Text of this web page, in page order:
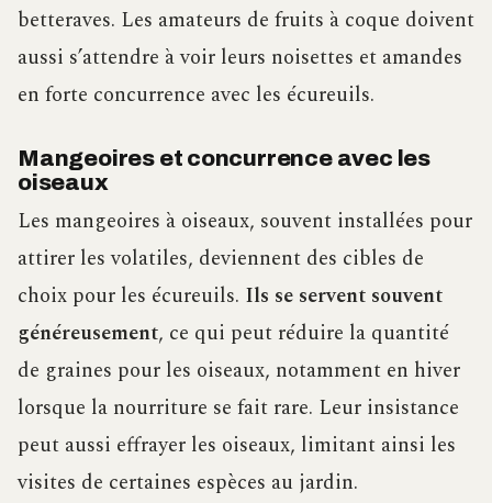
betteraves. Les amateurs de fruits à coque doivent
aussi s’attendre à voir leurs noisettes et amandes
en forte concurrence avec les écureuils.
Mangeoires et concurrence avec les
oiseaux
Les mangeoires à oiseaux, souvent installées pour
attirer les volatiles, deviennent des cibles de
choix pour les écureuils. Ils se servent souvent
généreusement, ce qui peut réduire la quantité
de graines pour les oiseaux, notamment en hiver
lorsque la nourriture se fait rare. Leur insistance
peut aussi effrayer les oiseaux, limitant ainsi les
visites de certaines espèces au jardin.